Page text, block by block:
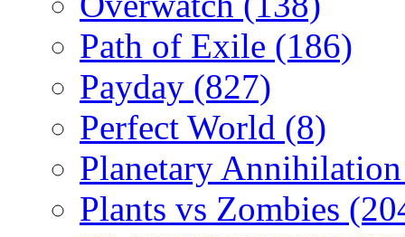
Path of Exile (186)
Payday (827)
Perfect World (8)
Planetary
Plants vs Zombies